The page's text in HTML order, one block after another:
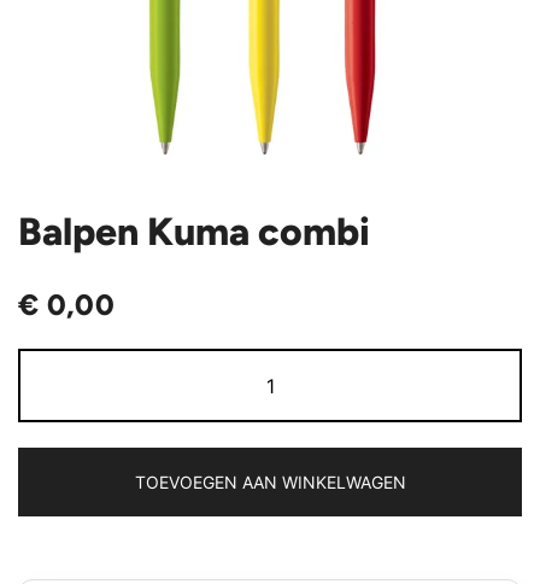
Balpen Kuma combi
€ 0,00
Kuma
TOEVOEGEN AAN WINKELWAGEN